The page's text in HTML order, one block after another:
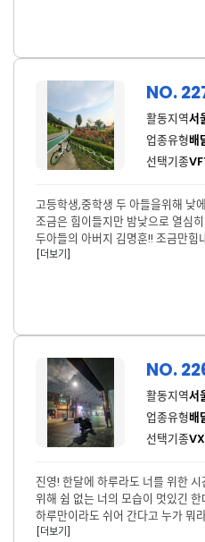
NO.
활동지역서
업종유형배
선택기종
고등학생,중학생 두 아들을위해 낮
조금은 힘이들지만 밤낮으로 열심
두아들의 아버지 김명훈!! 조금만힘내고 열
육체적이나 금전적으로 많이 힘이
[더보기]
NO.
활동지역서
업종유형배
선택기종
진영! 한달에 하루라도 너를 위한 시간
위해 쉼 없는 너의 모습이 멋있긴
하루만이라도 쉬어 간다고 누가 뭐
올려다보면서 하루만 쉬어가자!
[더보기]